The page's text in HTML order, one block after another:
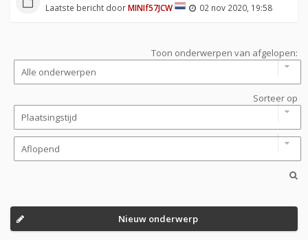
Laatste bericht doorMINIf57JCW 02 nov 2020, 19:58
Toon onderwerpen van afgelopen:
Sorteer op
Nieuw onderwerp